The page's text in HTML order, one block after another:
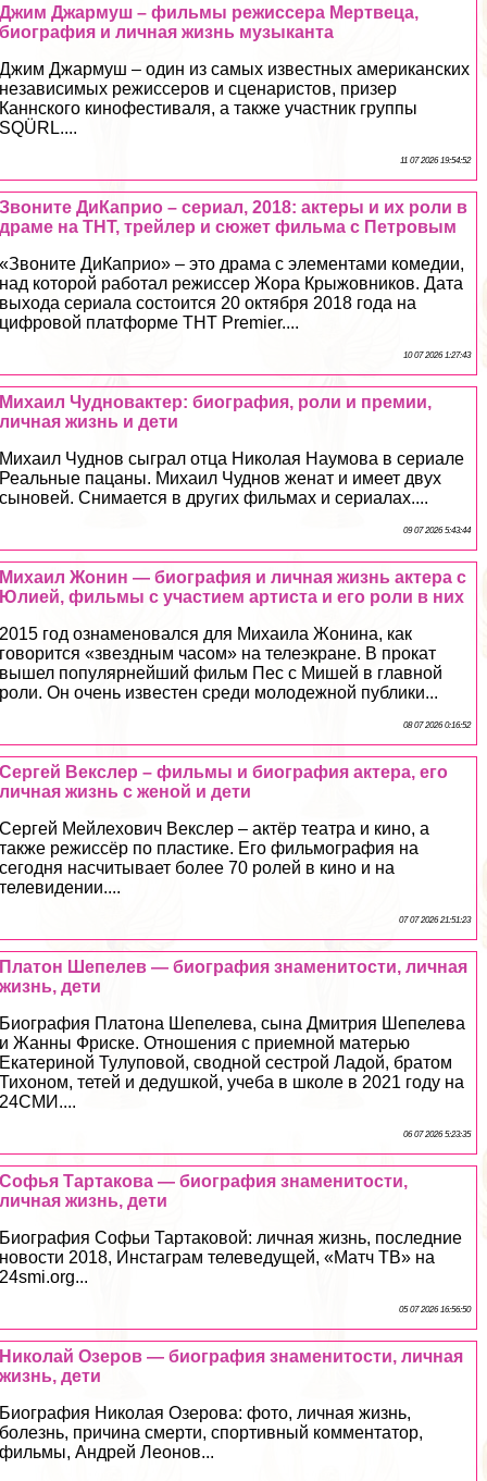
Джим Джармуш – фильмы режиссера Мертвеца,
биография и личная жизнь музыканта
Джим Джармуш – один из самых известных американских
независимых режиссеров и сценаристов, призер
Каннского кинофестиваля, а также участник группы
SQÜRL....
11 07 2026 19:54:52
Звоните ДиКаприо – сериал, 2018: актеры и их роли в
драме на ТНТ, трейлер и сюжет фильма с Петровым
«Звоните ДиКаприо» – это драма с элементами комедии,
над которой работал режиссер Жора Крыжовников. Дата
выхода сериала состоится 20 октября 2018 года на
цифровой платформе ТНТ Premier....
10 07 2026 1:27:43
Михаил Чудновактер: биография, роли и премии,
личная жизнь и дети
Михаил Чуднов сыграл отца Николая Наумова в сериале
Реальные пацаны. Михаил Чуднов женат и имеет двух
сыновей. Снимается в других фильмах и сериалах....
09 07 2026 5:43:44
Михаил Жонин — биография и личная жизнь актера с
Юлией, фильмы с участием артиста и его роли в них
2015 год ознаменовался для Михаила Жонина, как
говорится «звездным часом» на телеэкране. В прокат
вышел популярнейший фильм Пес с Мишей в главной
роли. Он очень известен среди молодежной публики...
08 07 2026 0:16:52
Сергeй Векслер – фильмы и биография актера, его
личная жизнь с женой и дети
Сергeй Мейлехович Векслер – актёр театра и кино, а
также режиссёр по пластике. Его фильмография на
сегодня насчитывает более 70 ролей в кино и на
телевидении....
07 07 2026 21:51:23
Платон Шепелев — биография знаменитости, личная
жизнь, дети
Биография Платона Шепелева, сына Дмитрия Шепелева
и Жанны Фриске. Отношения с приемной матерью
Екатериной Тулуповой, сводной сестрой Ладой, братом
Тихоном, тетей и дедушкой, учеба в школе в 2021 году на
24СМИ....
06 07 2026 5:23:35
Софья Тартакова — биография знаменитости,
личная жизнь, дети
Биография Софьи Тартаковой: личная жизнь, последние
новости 2018, Инстаграм телеведущей, «Матч ТВ» на
24smi.org...
05 07 2026 16:56:50
Николай Озеров — биография знаменитости, личная
жизнь, дети
Биография Николая Озерова: фото, личная жизнь,
болезнь, причина cмepти, спортивный комментатор,
фильмы, Андрей Леонов...